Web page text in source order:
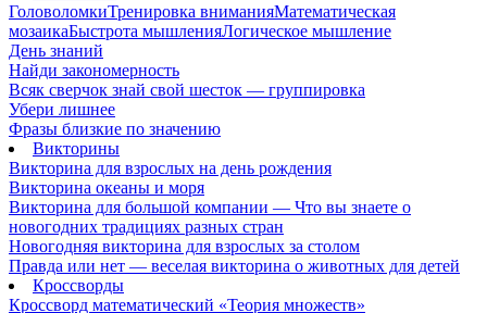
ГоловоломкиТренировка вниманияМатематическая
мозаикаБыстрота мышленияЛогическое мышление
День знаний
Найди закономерность
Всяк сверчок знай свой шесток — группировка
Убери лишнее
Фразы близкие по значению
Викторины
Викторина для взрослых на день рождения
Викторина океаны и моря
Викторина для большой компании — Что вы знаете о
новогодних традициях разных стран
Новогодняя викторина для взрослых за столом
Правда или нет — веселая викторина о животных для детей
Кроссворды
Кроссворд математический «Теория множеств»